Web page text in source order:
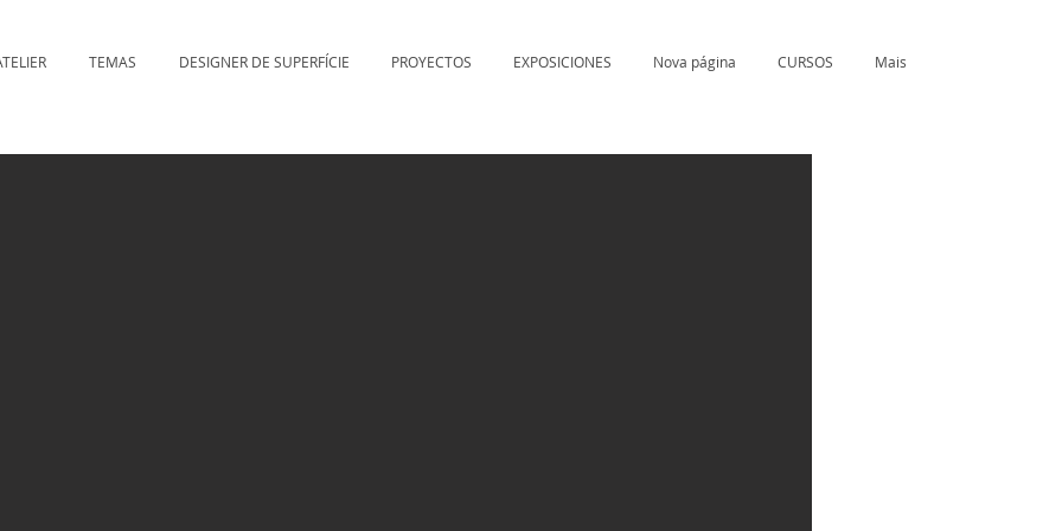
TEMAS DESIGNER DE SUPERFÍCIE PROYECTOS EXPOSICIONES Nova página CURSOS Mais